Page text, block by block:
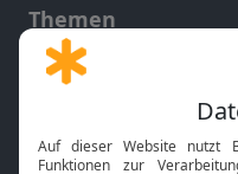
Themen
Gott und Bibel erklärt
Neuigkeiten